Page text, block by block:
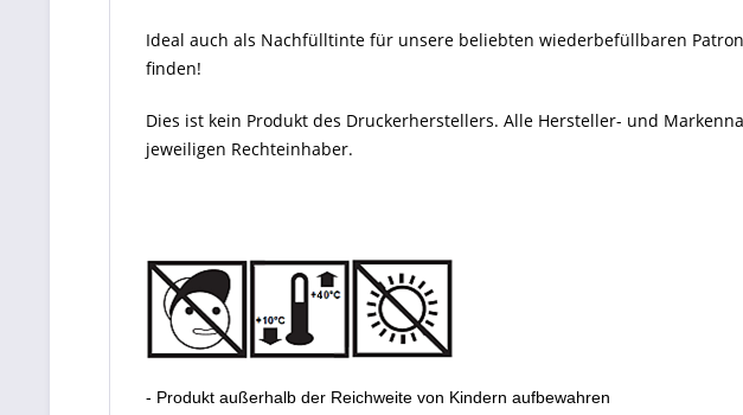
Ideal auch als Nachfülltinte für unsere beliebten wiederbefüllbaren
finden!
Dies ist kein Produkt des Druckerherstellers. Alle Hersteller- und
jeweiligen Rechteinhaber.
- Produkt außerhalb der Reichweite von Kindern aufbewahren